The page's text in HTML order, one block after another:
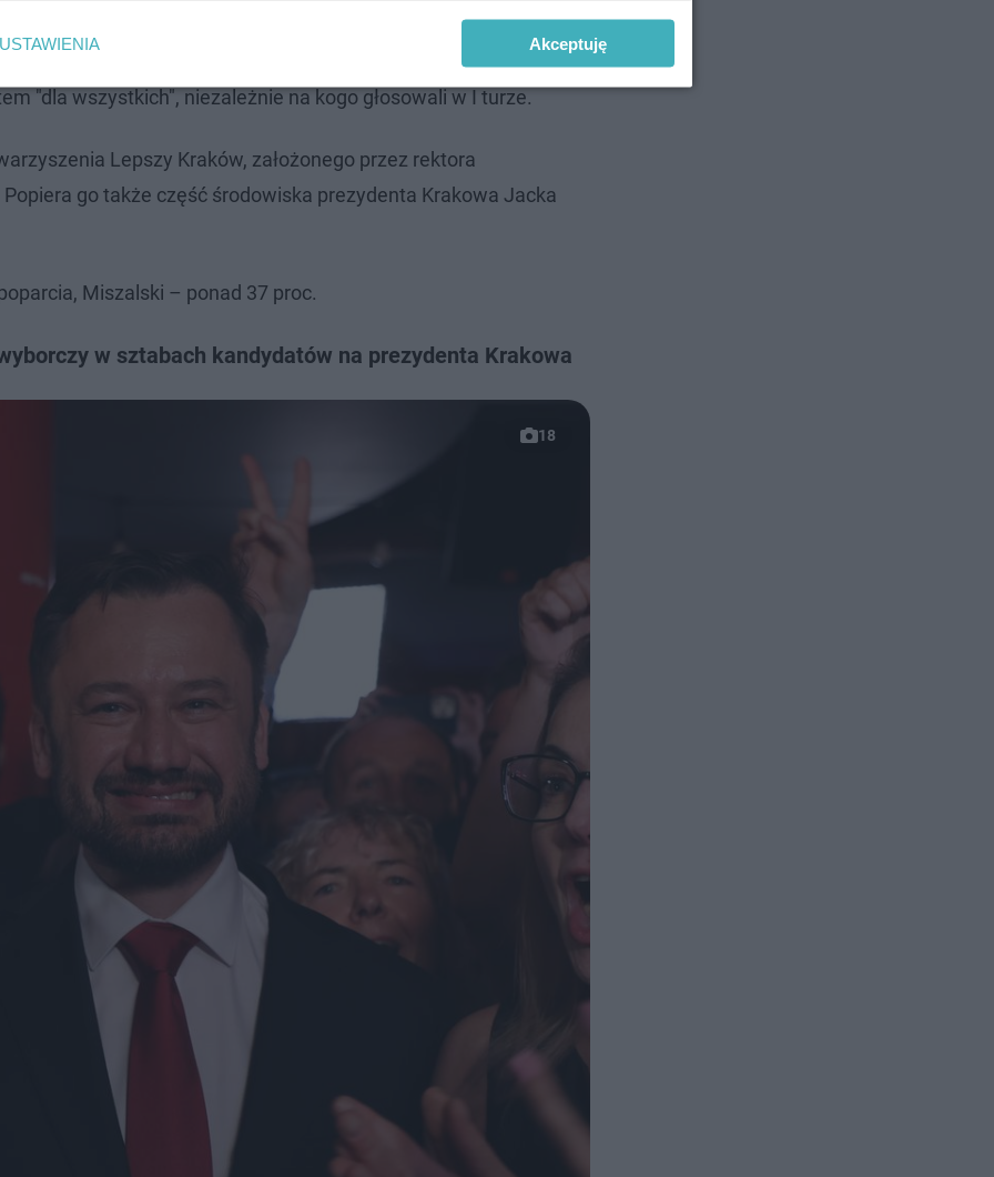
z wyborcami PiS, Andrzeja Kuliga, Trzeciej Drogi, Konfederacji,
"dla wszystkich", niezależnie na kogo głosowali w I turze.
Lepszy Kraków, założonego przez rektora
go także część środowiska prezydenta Krakowa Jacka
Miszalski – ponad 37 proc.
w sztabach kandydatów na prezydenta Krakowa
18
USTAWIENIA Akceptuję